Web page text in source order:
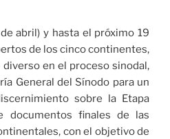
abril) y hasta el próximo 19
de los cinco continentes,
en el proceso sinodal,
General del Sínodo para un
sobre la Etapa
documentos finales de las
con el objetivo de